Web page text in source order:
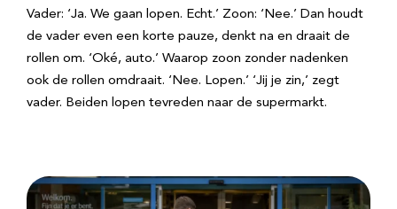
Vader: ‘Ja. We gaan lopen. Echt.’ Zoon: ‘Nee.’ Dan houdt
de vader even een korte pauze, denkt na en draait de
rollen om. ‘Oké, auto.’ Waarop zoon zonder nadenken
ook de rollen omdraait. ‘Nee. Lopen.’ ‘Jij je zin,’ zegt
vader. Beiden lopen tevreden naar de supermarkt.